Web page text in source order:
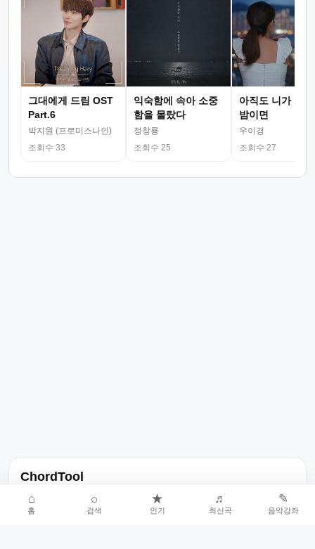
그대에게 드림 OST
Part.6
박지원 (프로미스나인)
조회수 33
익숙함에 속아 소중
함을 몰랐다
정창룡
조회수 25
아직도 니가 그
밤이면
우이경
조회수 27
ChordTool
노래 가사, 곡 정보, 코드, 악보를 한곳에서 찾을 수 있는 음악 정보
서비스입니다.
⌂
홈
⌕
검색
★
인기
♬
최신곡
✎
음악강좌